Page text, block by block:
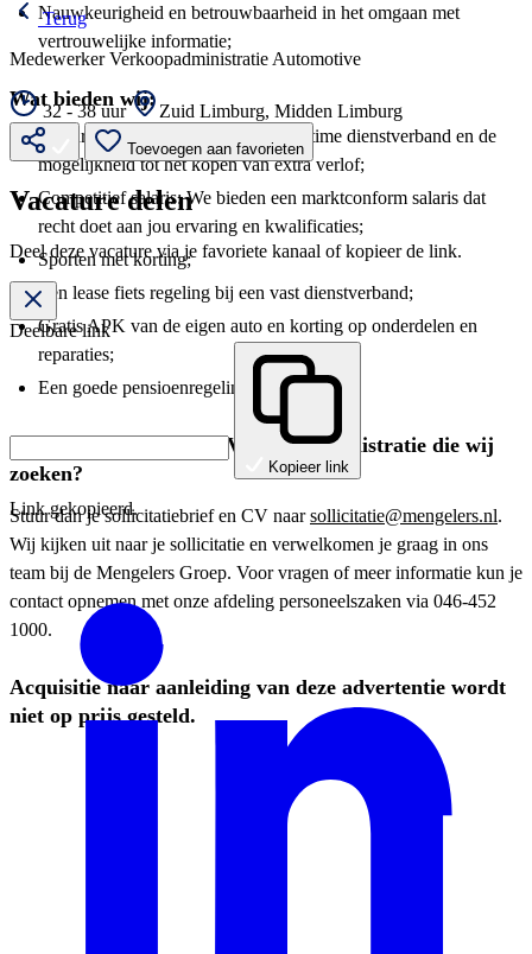
Nauwkeurigheid en betrouwbaarheid in het omgaan met
vertrouwelijke informatie;
Wat bieden wij:
39 uur ADV op jaarbasis bij een fulltime dienstverband en de
mogelijkheid tot het kopen van extra verlof;
Competitief salaris: We bieden een marktconform salaris dat
recht doet aan jou ervaring en kwalificaties;
Sporten met korting;
Een lease fiets regeling bij een vast dienstverband;
Gratis APK van de eigen auto en korting op onderdelen en
reparaties;
Een goede pensioenregeling bij PMT.
Ben jij de Medewerker Verkoopadministratie die wij
zoeken?
Stuur dan je sollicitatiebrief en CV naarsollicitatie@mengelers.nl.
Wij kijken uit naar je sollicitatie en verwelkomen je graag in ons
team bij de Mengelers Groep. Voor vragen of meer informatie kun je
contact opnemen met onze afdeling personeelszaken via 046-452
1000.
Acquisitie naar aanleiding van deze advertentie wordt
niet op prijs gesteld.
Terug
Medewerker Verkoopadministratie Automotive
32 - 38 uur Zuid Limburg, Midden Limburg
Toevoegen aan favorieten
Vacature delen
Deel deze vacature via je favoriete kanaal of kopieer de link.
Deelbare link
Kopieer link
Link gekopieerd.